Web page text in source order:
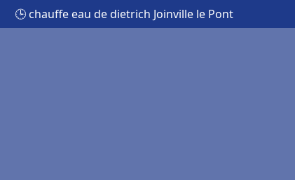
🕒 chauffe eau de dietrich Joinville le Pont